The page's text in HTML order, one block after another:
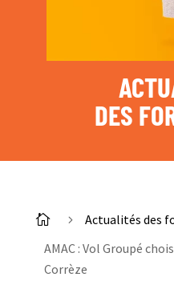
DES
 5 Actualités des
AMAC : Vol Groupé
Corrèze